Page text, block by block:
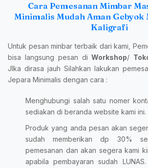
Cara Pemesanan Mimbar
Minimalis Mudah Aman Gebyok
Kaligrafi
Untuk pesan minbar terbaik dari kami,
bisa langsung pesan diWorkshop/
JIka dirasa jauh Silahkan lakukan
Jepara Minimalis dengan cara :
Menghubungi salah satu nomer
sediakan di beranda website kami ini.
Produk yang anda pesan akan
sudah memberikan dp 30%
pemesanan dan akan segera kami
apabila pembayaran sudah